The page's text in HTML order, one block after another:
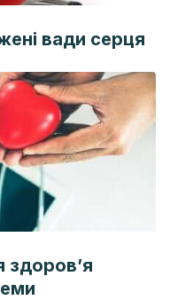
вади серця
здоров’я